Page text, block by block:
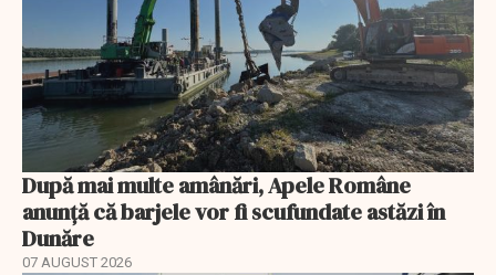
După mai multe amânări, Apele Române
anunță că barjele vor fi scufundate astăzi în
Dunăre
07 AUGUST 2026